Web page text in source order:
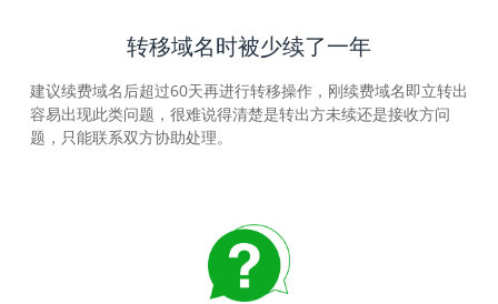
转移域名时被少续了一年
建议续费域名后超过60天再进行转移操作，刚续费域名即立转出
容易出现此类问题，很难说得清楚是转出方未续还是接收方问
题，只能联系双方协助处理。